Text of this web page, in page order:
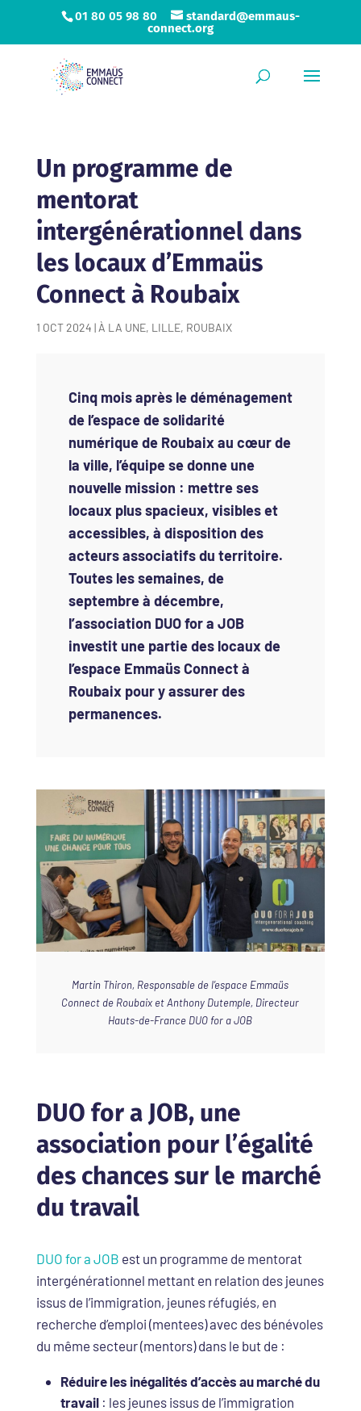
01 80 05 98 80
standard@emmaus-
connect.org
Un programme de
mentorat
intergénérationnel dans
les locaux d’Emmaüs
Connect à Roubaix
1 OCT 2024 | À LA UNE, LILLE, ROUBAIX
Cinq mois après le déménagement
de l’espace de solidarité
numérique de Roubaix au cœur de
la ville, l’équipe se donne une
nouvelle mission : mettre ses
locaux plus spacieux, visibles et
accessibles, à disposition des
acteurs associatifs du territoire.
Toutes les semaines, de
septembre à décembre,
l’association DUO for a JOB
investit une partie des locaux de
l’espace Emmaüs Connect à
Roubaix pour y assurer des
permanences.
Martin Thiron, Responsable de l’espace Emmaüs
Connect de Roubaix et Anthony Dutemple, Directeur
Hauts-de-France DUO for a JOB
DUO for a JOB, une
association pour l’égalité
des chances sur le marché
du travail
DUO for a JOB est un programme de mentorat
intergénérationnel mettant en relation des jeunes
issus de l’immigration, jeunes réfugiés, en
recherche d’emploi (mentees) avec des bénévoles
du même secteur (mentors) dans le but de :
Réduire les inégalités d’accès au marché du
travail: les jeunes issus de l’immigration